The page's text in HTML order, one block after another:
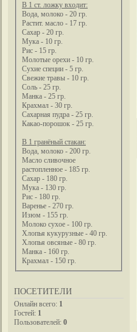
В 1 ст. ложку входит:
Вода, молоко - 20 гр.
Растит. масло - 17 гр.
Сахар - 20 гр.
Мука - 10 гр.
Рис - 15 гр.
Молотые орехи - 10 гр.
Сухие специи - 5 гр.
Свежие травы - 10 гр.
Соль - 25 гр.
Манка - 25 гр.
Крахмал - 30 гр.
Сахарная пудра - 25 гр.
Какао-порошок - 25 гр.
В 1 гранёный стакан:
Вода, молоко - 200 гр.
Масло сливочное
растопленное - 185 гр.
Сахар - 180 гр.
Мука - 130 гр.
Рис - 180 гр.
Варенье - 270 гр.
Изюм - 155 гр.
Молоко сухое - 100 гр.
Хлопья кукурузные - 40 гр.
Хлопья овсяные - 80 гр.
Манка - 160 гр.
Крахмал - 150 гр.
ПОСЕТИТЕЛИ
Онлайн всего: 1
Гостей: 1
Пользователей: 0